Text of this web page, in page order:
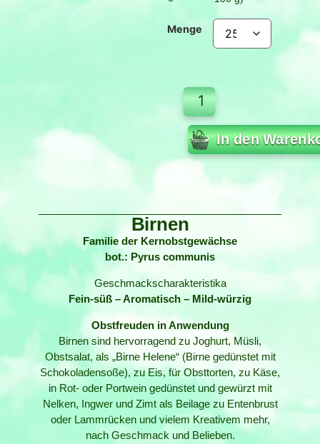
Menge
In den
Birnen
Familie der Kernobstgewächse
bot.: Pyrus communis
Geschmackscharakteristika
Fein-süß – Aromatisch – Mild-würzig
Obstfreuden in Anwendung
Birnen sind hervorragend zu Joghurt, Müsli,
Obstsalat, als „Birne Helene“ (Birne gedünstet mit
Schokoladensoße), zu Eis, für Obsttorten, zu Käse,
in Rot- oder Portwein gedünstet und gewürzt mit
Nelken, Ingwer und Zimt als Beilage zu Entenbrust
oder Lammrücken und vielem Kreativem mehr,
nach Geschmack und Belieben.